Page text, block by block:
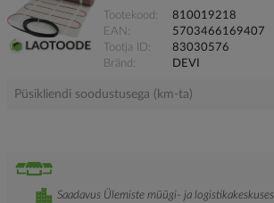
Tootekood
810019218
EAN
5703466169407
Tootja ID
83030576
Bränd
DEVI
Püsikliendi soodustusega (km-ta)
Saadavus Ülemiste müügi- ja logistikakeskuses